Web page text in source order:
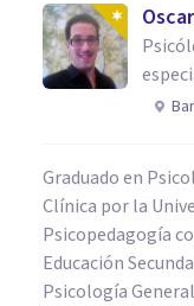
Graduado en
Clínica por la
Psicopedagogía
Educación
Psicología